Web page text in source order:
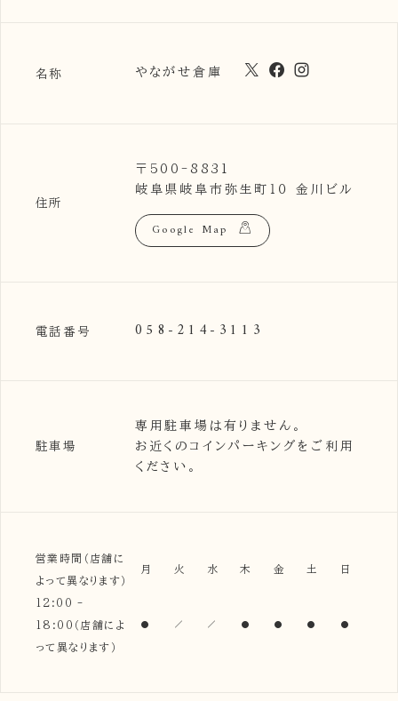
名称 やながせ倉庫
住所
〒500-8831
岐阜県岐阜市弥生町１０ 金川ビル
Google Map
電話番号 058-214-3113
駐車場
専用駐車場は有りません。
お近くのコインパーキングをご利用
ください。
営業時間（店舗に
よって異なります）
月 火 水 木 金 土 日
12:00 -
18:00（店舗によ
って異なります）